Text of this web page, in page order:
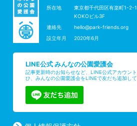
所在地
東京都千代田区有楽町1-2-
KOKOビル3F
連絡先
hello@park-friends.org
設立年月
2020年6月
LINE公式 みんなの公園愛護会
記事更新時のお知らせなど、LINE公式アカウン
ひ、みんなの公園愛護会をLINEで友だち追加して